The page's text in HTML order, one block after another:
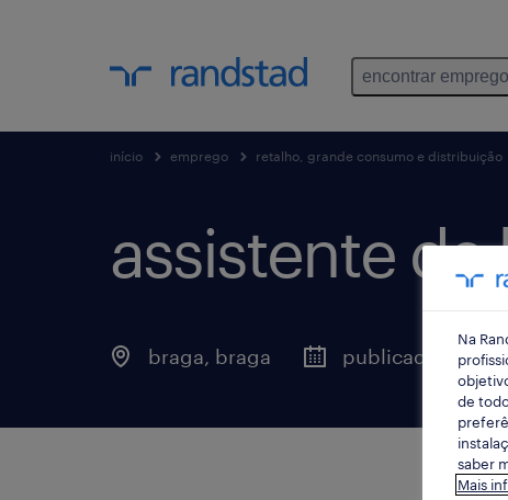
encontrar emprego
início emprego retalho, grande consumo e distribuição
assistente
braga, braga publicado há 3
Na
de
saber
Mais